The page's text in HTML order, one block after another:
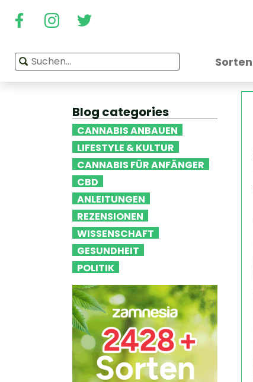
Sorten
Blog categories
CANNABIS ANBAUEN
LIFESTYLE & KULTUR
CANNABIS FÜR ANFÄNGER
CBD
ANLEITUNGEN
REZENSIONEN
WISSENSCHAFT
GESUNDHEIT
POLITIK